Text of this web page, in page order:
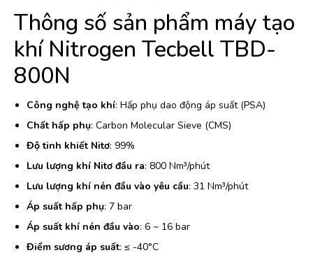
Thông số sản phẩm máy tạo
khí Nitrogen Tecbell TBD-
800N
Công nghệ tạo khí: Hấp phụ dao động áp suất (PSA)
Chất hấp phụ: Carbon Molecular Sieve (CMS)
Độ tinh khiết Nitơ: 99%
Lưu lượng khí Nitơ đầu ra: 800 Nm³/phút
Lưu lượng khí nén đầu vào yêu cầu: 31 Nm³/phút
Áp suất hấp phụ: 7 bar
Áp suất khí nén đầu vào: 6 ~ 16 bar
Điểm sương áp suất: ≤ -40°C